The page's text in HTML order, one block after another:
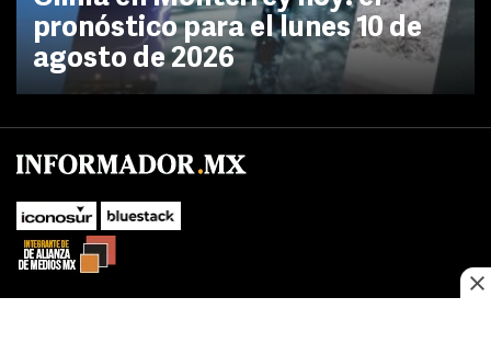
pronóstico para el lunes 10 de
agosto de 2026